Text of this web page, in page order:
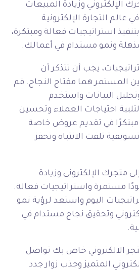
الإلكتروني وزيادة المبيعات
التجارة الإلكترونية
استراتيجيات فعالة ومبتكرة،
ونمو مستدام في أعمالك.
يجب أن تتذكر أن
المستمر هما مفتاح النجاح. قم
البيانات واستخدم
احتياجات العملاء وتحسين
في تقديم عروض خاصة
تلفت الانتباه وتحفز
متجرك الإلكتروني وزيادة
مستمرة واستراتيجيات فعالة.
اليوم واستعد لرؤية نمو
وتحقيق نجاح مستدام في
الالكتروني خاص بك تواصل
المتميز وجذب زوار جدد